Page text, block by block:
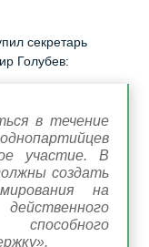
секретарь
Голубев:
в течение
участие. В
создать
на
способного